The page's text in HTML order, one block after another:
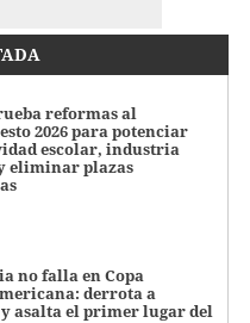
reformas al
2026 para potenciar
escolar, industria
eliminar plazas
no falla en Copa
derrota a
y asalta el primer lugar del